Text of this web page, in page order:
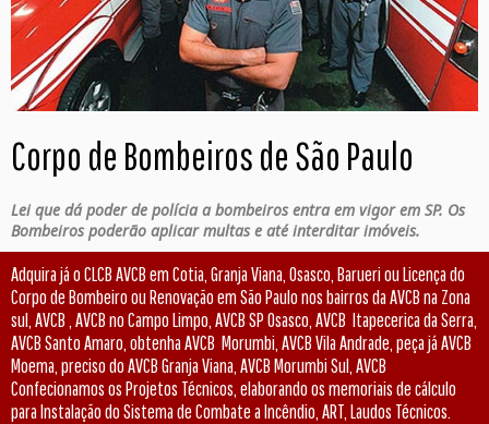
Corpo de Bombeiros de São Paulo
Lei que dá poder de polícia a bombeiros entra em vigor em SP. Os
Bombeiros poderão aplicar multas e até interditar imóveis.
Adquira já o CLCB AVCB em Cotia, Granja Viana, Osasco, Barueri ou Licença do
Corpo de Bombeiro ou Renovação em São Paulo nos bairros da AVCB na Zona
sul, AVCB , AVCB no Campo Limpo, AVCB SP Osasco, AVCB Itapecerica da Serra,
AVCB Santo Amaro, obtenha AVCB Morumbi, AVCB Vila Andrade, peça já AVCB
Moema, preciso do AVCB Granja Viana, AVCB Morumbi Sul, AVCB
Confecionamos os Projetos Técnicos, elaborando os memoriais de cálculo
para Instalação do Sistema de Combate a Incêndio, ART, Laudos Técnicos.